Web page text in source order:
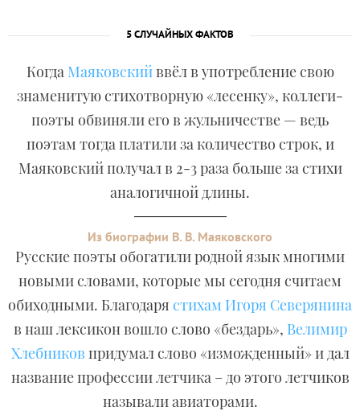
5 СЛУЧАЙНЫХ ФАКТОВ
Когда Маяковскийввёл в употребление свою
знаменитую стихотворную «лесенку», коллеги-
поэты обвиняли его в жульничестве — ведь
поэтам тогда платили за количество строк, и
Маяковский получал в 2-3 раза больше за стихи
аналогичной длины.
Из биографии В. В. Маяковского
Русские поэты обогатили родной язык многими
новыми словами, которые мы сегодня считаем
обиходными. Благодаря стихам Игоря Северянина
в наш лексикон вошло слово «бездарь», Велимир
Хлебников придумал слово «изможденный» и дал
название профессии летчика – до этого летчиков
называли авиаторами.